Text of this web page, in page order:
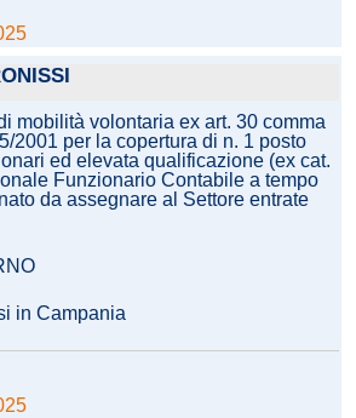
mobilità volontaria ex art. 30 comma
2001 per la copertura di n. 1 posto
ed elevata qualificazione (ex cat.
Funzionario Contabile a tempo
da assegnare al Settore entrate
in Campania